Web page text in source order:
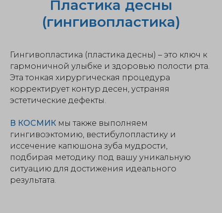
Пластика десны
(гингивопластика)
Гингивопластика (пластика десны) – это ключ к
гармоничной улыбке и здоровью полости рта.
Эта тонкая хирургическая процедура
корректирует контур десен, устраняя
эстетические дефекты.
В КОСМИК мы также выполняем
гингивоэктомию, вестибулопластику и
иссечение капюшона зуба мудрости,
подбирая методику под вашу уникальную
ситуацию для достижения идеального
результата.